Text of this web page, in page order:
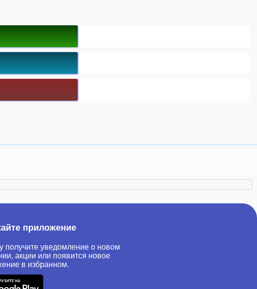
приложение
получите уведомление о новом
акции или появится новое
в избранном.